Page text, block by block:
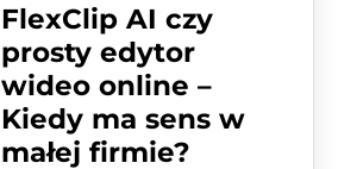
FlexClip AI czy
prosty edytor
wideo online –
Kiedy ma sens w
małej firmie?